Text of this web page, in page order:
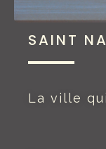
SAINT
La ville